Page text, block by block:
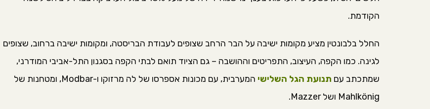
הקודמת.
החלל בלבונטין מציע מקומות ישיבה על הבר הרחב שצופים לעבודת הבריסטה, ומקומות ישיבה ברחוב, שצופים
לגינה. כמו הקפה, העיצוב, התפריטים וההושבה – גם הציוד תואם לבתי הקפה בסגנון התל-אביבי המודרני,
שמתכתב עם תנועת הגל השלישי
המערבית, עם מכונות אספרסו של לה מרזוקו ו-Modbar, ומטחנות של
Mahlkönig ושל Mazzer.